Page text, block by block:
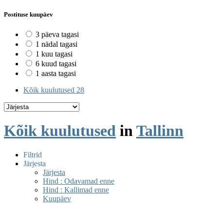
Postituse kuupäev
3 päeva tagasi
1 nädal tagasi
1 kuu tagasi
6 kuud tagasi
1 aasta tagasi
Kõik kuulutused 28
Kõik kuulutused inTallinn
Filtrid
Järjesta
Järjesta
Hind : Odavamad enne
Hind : Kallimad enne
Kuupäev